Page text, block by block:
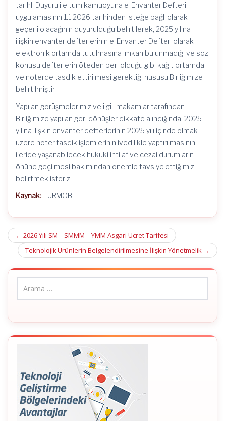
tarihli Duyuru ile tüm kamuoyuna e-Envanter Defteri
uygulamasının 1.1.2026 tarihinden isteğe bağlı olarak
geçerli olacağının duyurulduğu belirtilerek, 2025 yılına
ilişkin envanter defterlerinin e-Envanter Defteri olarak
elektronik ortamda tutulmasına imkan bulunmadığı ve söz
konusu defterlerin öteden beri olduğu gibi kağıt ortamda
ve noterde tasdik ettirilmesi gerektiği hususu Birliğimize
belirtilmiştir.
Yapılan görüşmelerimiz ve ilgili makamlar tarafından
Birliğimize yapılan geri dönüşler dikkate alındığında, 2025
yılına ilişkin envanter defterlerinin 2025 yılı içinde olmak
üzere noter tasdik işlemlerinin ivedilikle yaptırılmasının,
ileride yaşanabilecek hukuki ihtilaf ve cezai durumların
önüne geçilmesi bakımından önemle tavsiye ettiğimizi
belirtmek isteriz.
Kaynak:TÜRMOB
Post
navigation
← 2026 Yılı SM – SMMM – YMM Asgari Ücret Tarifesi
Teknolojik Ürünlerin Belgelendirilmesine İlişkin Yönetmelik →